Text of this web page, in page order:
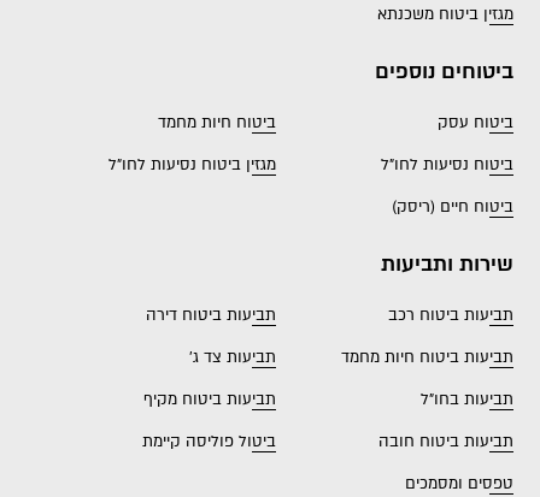
מגזין ביטוח משכנתא
ביטוחים נוספים
ביטוח עסק
ביטוח חיות מחמד
ביטוח נסיעות לחו"ל
מגזין ביטוח נסיעות לחו"ל
ביטוח חיים (ריסק)
שירות ותביעות
תביעות ביטוח רכב
תביעות ביטוח דירה
תביעות ביטוח חיות מחמד
תביעות צד ג'
תביעות בחו"ל
תביעות ביטוח מקיף
תביעות ביטוח חובה
ביטול פוליסה קיימת
טפסים ומסמכים